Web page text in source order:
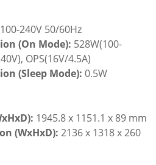
240V 50/60Hz
(On Mode): 528W(100-
OPS(16V/4.5A)
(Sleep Mode): 0.5W
1945.8 x 1151.1 x 89 mm
(WxHxD): 2136 x 1318 x 260